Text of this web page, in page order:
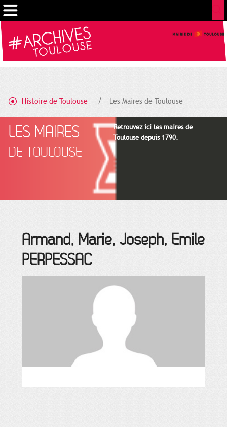
Histoire de Toulouse Les Maires de Toulouse
LES MAIRES
DE TOULOUSE
Retrouvez ici les maires de
Toulouse depuis 1790.
Armand, Marie, Joseph, Emile
PERPESSAC
Gestion de vos préférences sur les cookies